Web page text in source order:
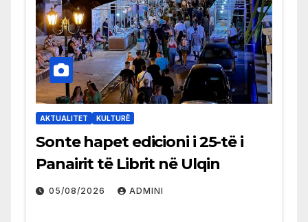
AKTUALITET KULTURË
Sonte hapet edicioni i 25-të i
Panairit të Librit në Ulqin
05/08/2026 ADMINI